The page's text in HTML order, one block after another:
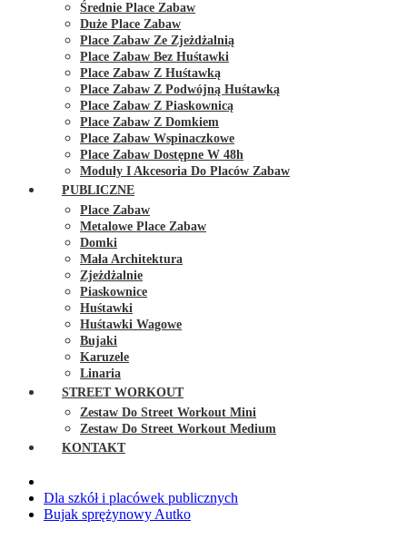
Średnie Place Zabaw
Duże Place Zabaw
Place Zabaw Ze Zjeżdżalnią
Place Zabaw Bez Huśtawki
Place Zabaw Z Huśtawką
Place Zabaw Z Podwójną Huśtawką
Place Zabaw Z Piaskownicą
Place Zabaw Z Domkiem
Place Zabaw Wspinaczkowe
Place Zabaw Dostępne W 48h
Moduły I Akcesoria Do Placów Zabaw
PUBLICZNE
Place Zabaw
Metalowe Place Zabaw
Domki
Mała Architektura
Zjeżdżalnie
Piaskownice
Huśtawki
Huśtawki Wagowe
Bujaki
Karuzele
Linaria
STREET WORKOUT
Zestaw Do Street Workout Mini
Zestaw Do Street Workout Medium
KONTAKT
Dla szkół i placówek publicznych
Bujak sprężynowy Autko